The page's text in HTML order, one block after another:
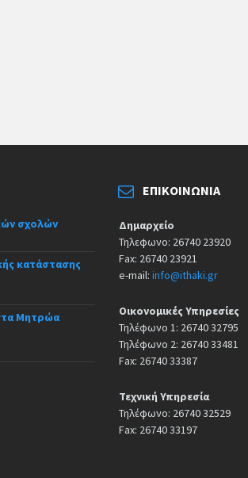
σχολών
κατάστασης
Μητρώα
ΕΠΙΚΟΙΝΩΝΊΑ
Δημαρχείο
Τηλεφωνο: 26740 23920
Fax: 26740 23921
e-mail:info@ithaki.gr
Οικονομικές Υπηρεσίες
Τηλέφωνο 1: 26740 32795
Τηλέφωνο 2: 26740 33481
Fax: 26740 33387
Τεχνική Υπηρεσία
Τηλέφωνο: 26740 32529
Fax: 26740 33197